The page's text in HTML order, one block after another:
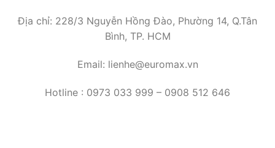
Địa chỉ: 228/3 Nguyễn Hồng Đào, Phường 14, Q.Tân
Bình, TP. HCM
Email: lienhe@euromax.vn
Hotline : 0973 033 999 – 0908 512 646